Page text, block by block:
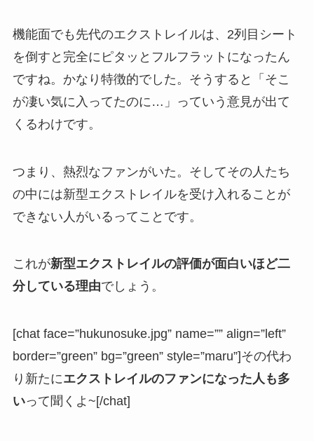
機能面でも先代のエクストレイルは、2列目シート
を倒すと完全にピタッとフルフラットになったん
ですね。かなり特徴的でした。そうすると「そこ
が凄い気に入ってたのに…」っていう意見が出て
くるわけです。
つまり、熱烈なファンがいた。そしてその人たち
の中には新型エクストレイルを受け入れることが
できない人がいるってことです。
これが新型エクストレイルの評価が面白いほど二
分している理由でしょう。
[chat face=”hukunosuke.jpg” name=”” align=”left”
border=”green” bg=”green” style=”maru”]その代わ
り新たにエクストレイルのファンになった人も多
いって聞くよ~[/chat]